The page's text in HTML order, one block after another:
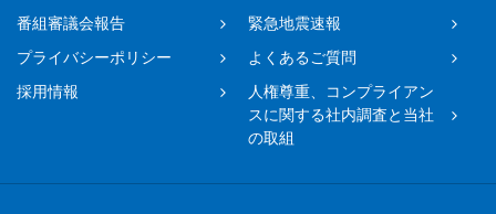
番組審議会報告
緊急地震速報
プライバシーポリシー
よくあるご質問
採用情報
人権尊重、コンプライアン
スに関する社内調査と当社
の取組